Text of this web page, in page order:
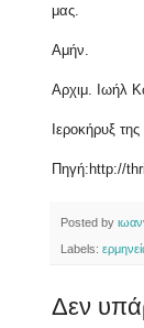
μας.
Αμήν.
Αρχιμ. Ιωήλ
Ιεροκήρυξ
Πηγή:http://
Posted by
Labels:
Δεν